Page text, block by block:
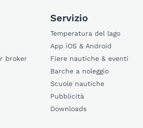
broker
Servizio
Temperatura del lago
App iOS & Android
Fiere nautiche & eventi
Barche a noleggio
Scuole nautiche
Pubblicità
Downloads